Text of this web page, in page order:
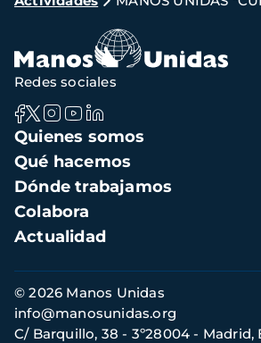
de
navegación
Navegación
principal
Quienes somos
Qué hacemos
Dónde trabajamos
Colabora
Actualidad
Redes sociales
Información
de
contacto
© 2026 Manos Unidas
C/ Barquillo, 38 - 3º28004 - Madrid,
info@manosunidas.org